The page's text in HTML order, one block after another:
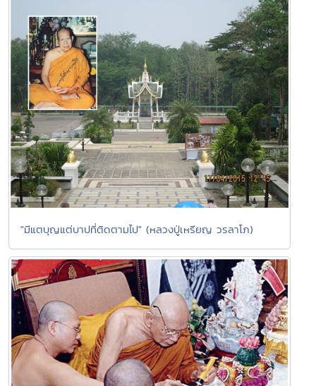
"มีแตบุญแต่บาปที่ติดตามไป" (หลวงปู่เหรียญ วรลาโภ)